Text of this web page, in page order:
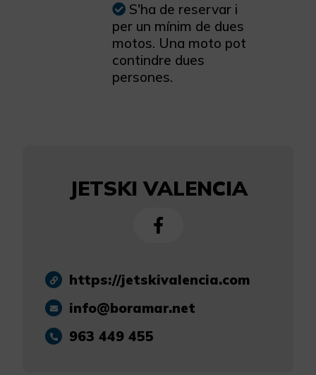
S'ha de reservar i
per un mínim de dues
motos. Una moto pot
contindre dues
persones.
JETSKI VALENCIA
https://jetskivalencia.com
info@boramar.net
963 449 455